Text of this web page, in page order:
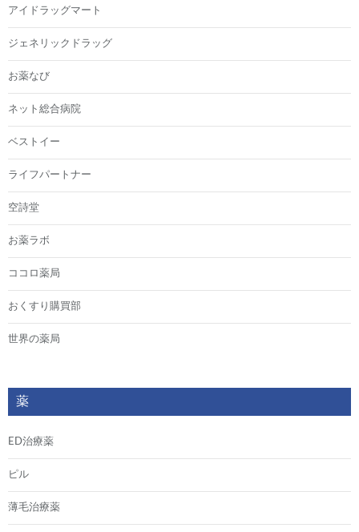
アイドラッグマート
ジェネリックドラッグ
お薬なび
ネット総合病院
ベストイー
ライフパートナー
空詩堂
お薬ラボ
ココロ薬局
おくすり購買部
世界の薬局
薬
ED治療薬
ピル
薄毛治療薬